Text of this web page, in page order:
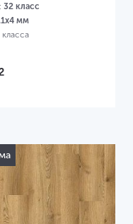
32 класс
мм